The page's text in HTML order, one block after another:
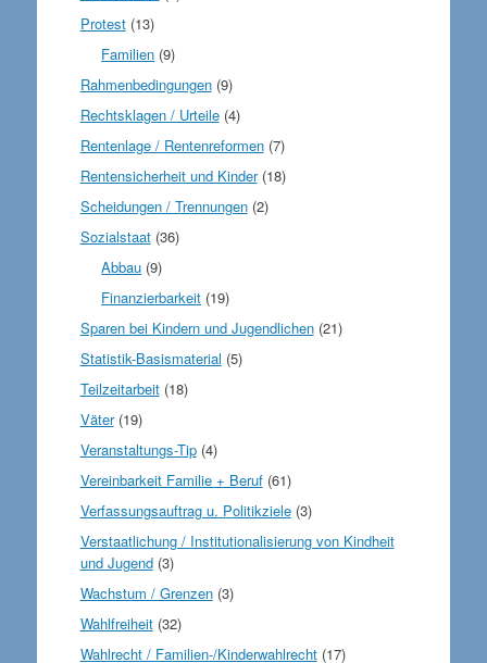
Protest(13)
Familien (9)
Rahmenbedingungen(9)
Rechtsklagen / Urteile(4)
Rentenlage / Rentenreformen(7)
Rentensicherheit und Kinder(18)
Scheidungen / Trennungen(2)
Sozialstaat(36)
Abbau (9)
Finanzierbarkeit (19)
Sparen bei Kindern und Jugendlichen(21)
Statistik-Basismaterial (5)
Teilzeitarbeit(18)
Väter(19)
Veranstaltungs-Tip(4)
Vereinbarkeit Familie + Beruf(61)
Verfassungsauftrag u. Politikziele(3)
Verstaatlichung / Institutionalisierung von Kindheit
und Jugend(3)
Wachstum / Grenzen(3)
Wahlfreiheit(32)
Wahlrecht / Familien-/Kinderwahlrecht(17)